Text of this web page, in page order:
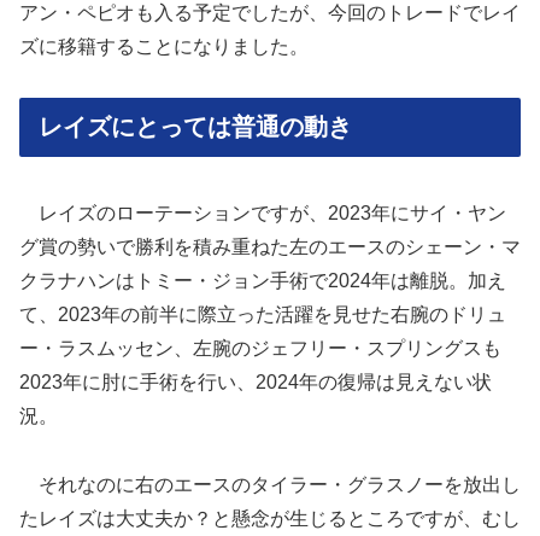
アン・ペピオも入る予定でしたが、今回のトレードでレイ
ズに移籍することになりました。
レイズにとっては普通の動き
レイズのローテーションですが、2023年にサイ・ヤン
グ賞の勢いで勝利を積み重ねた左のエースのシェーン・マ
クラナハンはトミー・ジョン手術で2024年は離脱。加え
て、2023年の前半に際立った活躍を見せた右腕のドリュ
ー・ラスムッセン、左腕のジェフリー・スプリングスも
2023年に肘に手術を行い、2024年の復帰は見えない状
況。
それなのに右のエースのタイラー・グラスノーを放出し
たレイズは大丈夫か？と懸念が生じるところですが、むし